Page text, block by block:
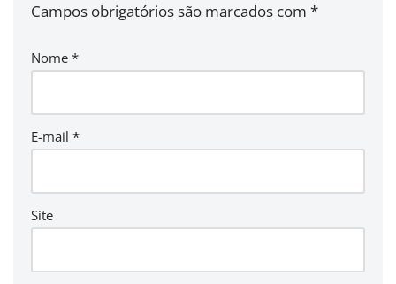
Campos obrigatórios são marcados com *
Nome *
E-mail *
Site